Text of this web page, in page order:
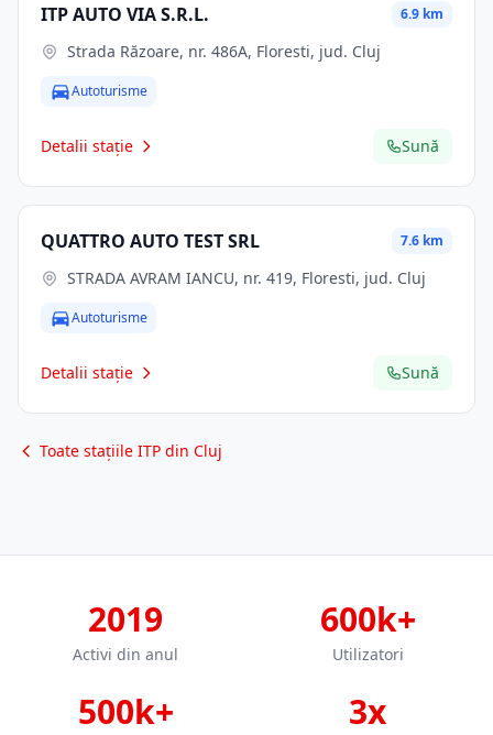
ITP AUTO VIA S.R.L. 6.9 km
Strada Răzoare, nr. 486A, Floresti, jud. Cluj
Autoturisme
Detalii stație Sună
QUATTRO AUTO TEST SRL 7.6 km
STRADA AVRAM IANCU, nr. 419, Floresti, jud. Cluj
Autoturisme
Detalii stație Sună
Toate stațiile ITP din Cluj
2019
Activi din anul
600k+
Utilizatori
500k+ 3x